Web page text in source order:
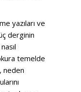
yazıları ve
derginin
temelde
neden